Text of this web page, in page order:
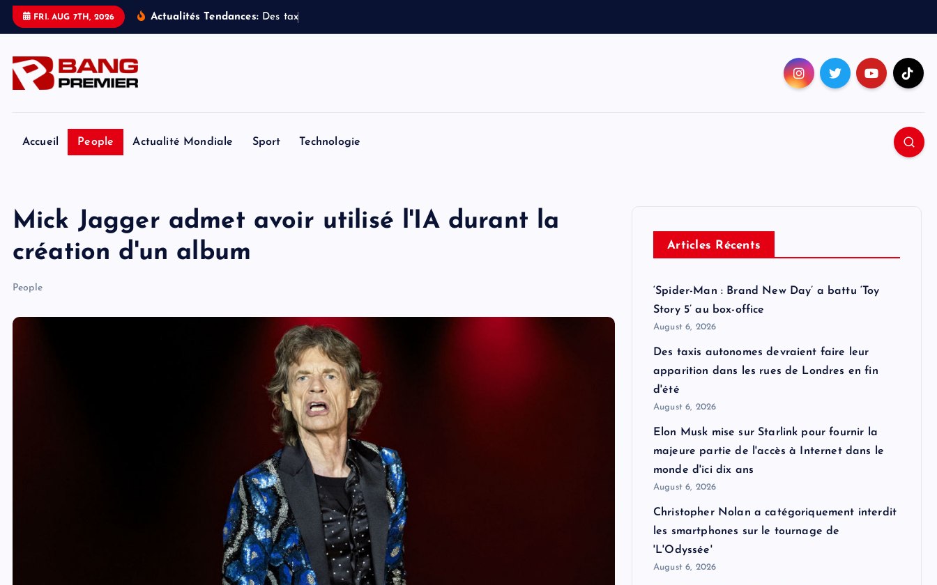
FRI. AUG 7TH, 2026 Actualités Tendances: Des tax
Accueil People Actualité Mondiale Sport Technologie
Mick Jagger admet avoir utilisé l'IA durant la
création d'un album
People
Articles Récents
‘Spider-Man : Brand New Day’ a battu ‘Toy
Story 5’ au box-office
August 6, 2026
Des taxis autonomes devraient faire leur
apparition dans les rues de Londres en fin
d'été
August 6, 2026
Elon Musk mise sur Starlink pour fournir la
majeure partie de l'accès à Internet dans le
monde d'ici dix ans
August 6, 2026
Christopher Nolan a catégoriquement interdit
les smartphones sur le tournage de
'L'Odyssée'
August 6, 2026